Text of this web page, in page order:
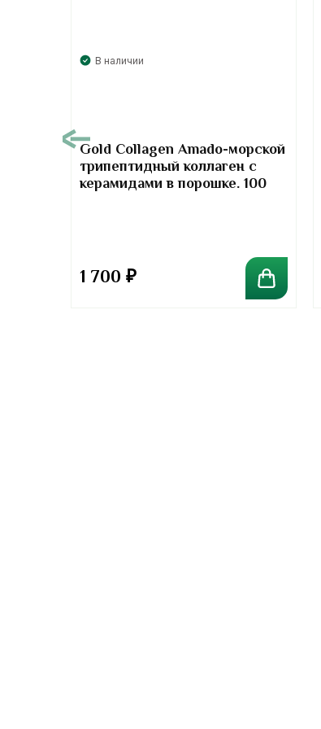
В наличии
Gold Collagen Amado-морской
трипептидный коллаген с
керамидами в порошке. 100
1 700 ₽